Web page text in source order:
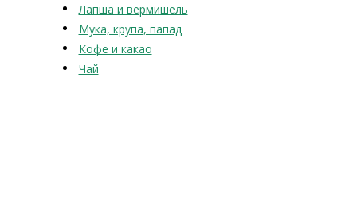
Лапша и вермишель
Мука, крупа, папад
Кофе и какао
Чай